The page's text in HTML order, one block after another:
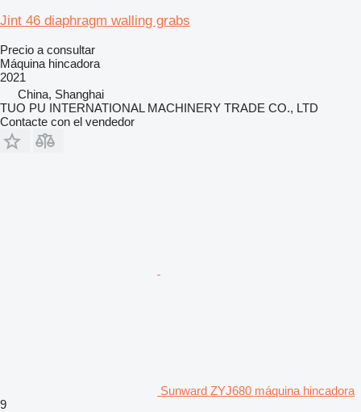
Jint 46 diaphragm walling grabs
Precio a consultar
Máquina hincadora
2021
China, Shanghai
TUO PU INTERNATIONAL MACHINERY TRADE CO., LTD
Contacte con el vendedor
Sunward ZYJ680 máquina hincadora
9